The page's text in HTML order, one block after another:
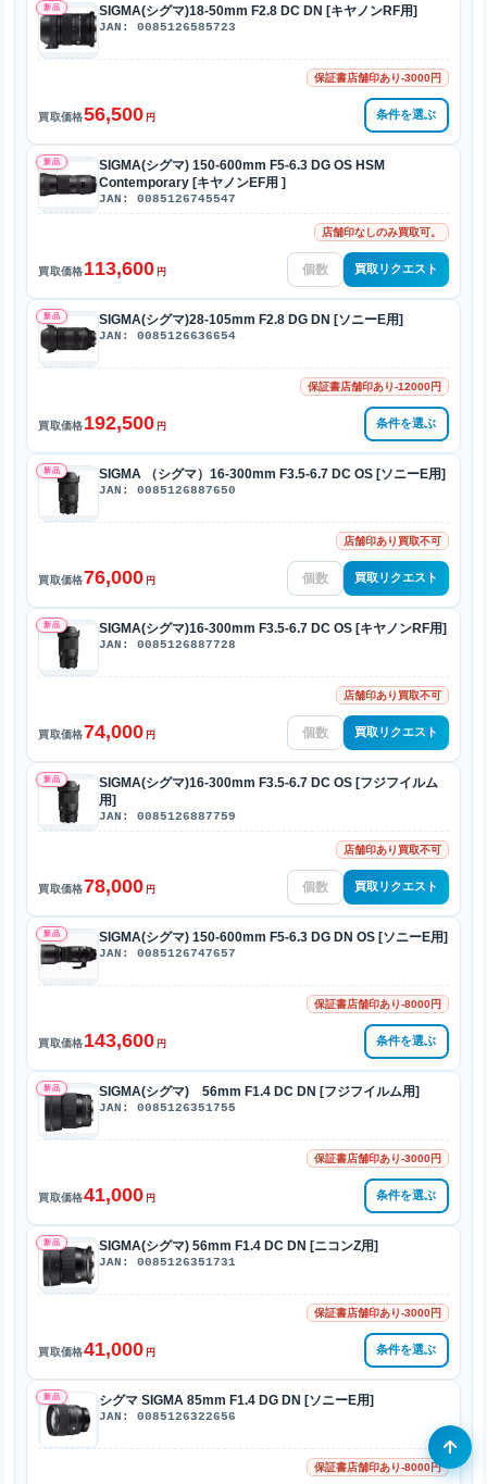
新品 SIGMA(シグマ)18-50mm F2.8 DC DN [キヤノンRF用]
JAN: 0085126585723
保証書店舗印あり-3000円
買取価格56,500 円 条件を選ぶ
新品
SIGMA(シグマ) 150-600mm F5-6.3 DG OS HSM
Contemporary [キヤノンEF用 ]
JAN: 0085126745547
店舗印なしのみ買取可。
買取価格113,600 円 買取リクエスト
新品 SIGMA(シグマ)28-105mm F2.8 DG DN [ソニーE用]
JAN: 0085126636654
保証書店舗印あり-12000円
買取価格192,500 円 条件を選ぶ
新品 SIGMA （シグマ）16-300mm F3.5-6.7 DC OS [ソニーE用]
JAN: 0085126887650
店舗印あり買取不可
買取価格76,000 円 買取リクエスト
新品 SIGMA(シグマ)16-300mm F3.5-6.7 DC OS [キヤノンRF用]
JAN: 0085126887728
店舗印あり買取不可
買取価格74,000 円 買取リクエスト
新品
SIGMA(シグマ)16-300mm F3.5-6.7 DC OS [フジフイルム
用]
JAN: 0085126887759
店舗印あり買取不可
買取価格78,000 円 買取リクエスト
新品 SIGMA(シグマ) 150-600mm F5-6.3 DG DN OS [ソニーE用]
JAN: 0085126747657
保証書店舗印あり-8000円
買取価格143,600 円 条件を選ぶ
新品 SIGMA(シグマ) 56mm F1.4 DC DN [フジフイルム用]
JAN: 0085126351755
保証書店舗印あり-3000円
買取価格41,000 円 条件を選ぶ
新品 SIGMA(シグマ) 56mm F1.4 DC DN [ニコンZ用]
JAN: 0085126351731
保証書店舗印あり-3000円
買取価格41,000 円 条件を選ぶ
新品 シグマ SIGMA 85mm F1.4 DG DN [ソニーE用]
JAN: 0085126322656
保証書店舗印あり-8000円